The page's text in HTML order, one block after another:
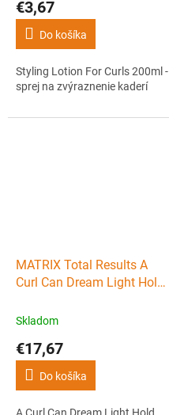
€3,67
Do košíka
Styling Lotion For Curls 200ml -
sprej na zvýraznenie kaderí
MATRIX Total Results A
Curl Can Dream Light Hold
kučeravé vlasy
Skladom
€17,67
Do košíka